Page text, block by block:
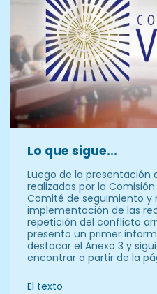
Lo que sigue...
Luego de la presentación
realizadas por la
Comité de seguimiento y
implementación de las
repetición del conflicto
presento un primer
destacar el Anexo 3 y
encontrar a partir de la
El texto